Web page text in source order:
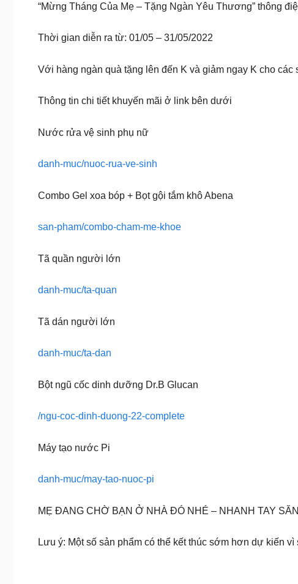
“Mừng Tháng Của Mẹ – Tặng Ngàn Yêu Thương” thông
Thời gian diễn ra từ: 01/05 – 31/05/2022
Với hàng ngàn quà tặng lên đến K và giảm ngay K cho các
Thông tin chi tiết khuyến mãi ở link bên dưới
Nước rửa vệ sinh phụ nữ
danh-muc/nuoc-rua-ve-sinh
Combo Gel xoa bóp + Bọt gội tắm khô Abena
san-pham/combo-cham-me-khoe
Tã quần người lớn
danh-muc/ta-quan
Tã dán người lớn
danh-muc/ta-dan
Bột ngũ cốc dinh dưỡng Dr.B Glucan
/ngu-coc-dinh-duong-22-complete
Máy tạo nước Pi
danh-muc/may-tao-nuoc-pi
MẸ ĐANG CHỜ BẠN Ở NHÀ ĐÓ NHÉ – NHANH TAY
Lưu ý: Một số sản phẩm có thể kết thúc sớm hơn dự kiến